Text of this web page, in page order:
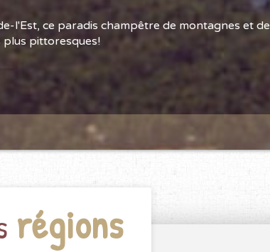
l'Est, ce paradis champêtre de montagnes et de
plus pittoresques!
régions